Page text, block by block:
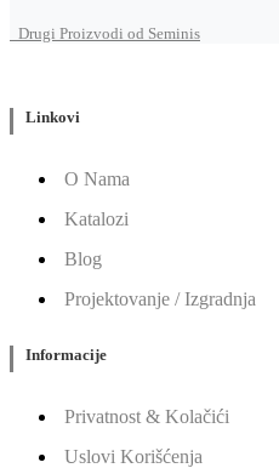
Drugi Proizvodi od Seminis
Linkovi
O Nama
Katalozi
Blog
Projektovanje / Izgradnja
Informacije
Privatnost & Kolačići
Uslovi Korišćenja